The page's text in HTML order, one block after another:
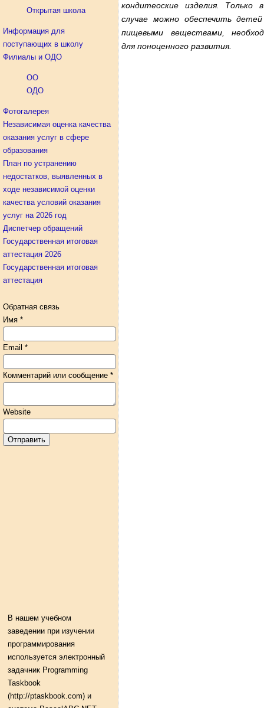
Открытая школа
Информация для
поступающих в школу
Филиалы и ОДО
ОО
ОДО
Фотогалерея
Независимая оценка качества
оказания услуг в сфере
образования
План по устранению
недостатков, выявленных в
ходе независимой оценки
качества условий оказания
услуг на 2026 год
Диспетчер обращений
Государственная итоговая
аттестация 2026
Государственная итоговая
аттестация
Обратная связь
Имя *
Email *
Комментарий или сообщение *
Website
Отправить
В нашем учебном
заведении при изучении
программирования
используется электронный
задачник Programming
Taskbook
(http://ptaskbook.com) и
кондитеоские изделия. Только
случае можно обеспечить
пищевыми веществами,
для поноценного развития.